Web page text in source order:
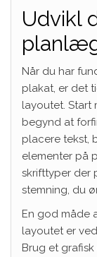
Udvikl
Når du har
plakat, er det
layoutet. Start
begynd at
placere tekst,
elementer på
skrifttyper der
stemning, du
En god måde
layoutet er
Brug et